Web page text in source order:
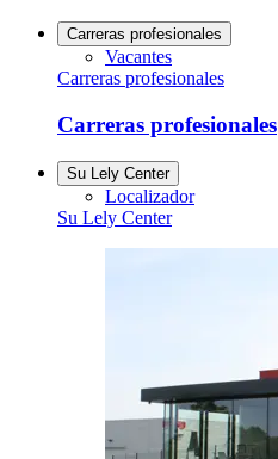
Carreras profesionales
Vacantes
Carreras profesionales
Carreras profesionales
Su Lely Center
Localizador
Su Lely Center